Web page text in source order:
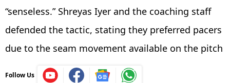
“senseless.” Shreyas Iyer and the coaching staff
defended the tactic, stating they preferred pacers
due to the seam movement available on the pitch
Follow Us